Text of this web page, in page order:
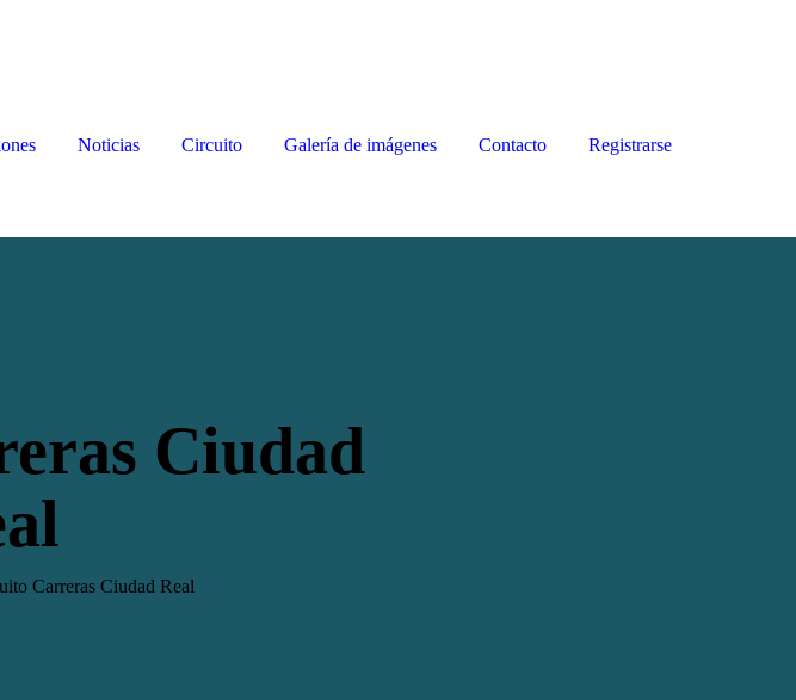
Noticias Circuito Galería de imágenes Contacto Registrarse
Ciudad
Carreras Ciudad Real